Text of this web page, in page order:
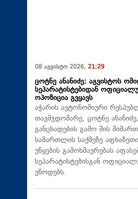
08 აგვისტო 2026, 21:29
ცოტნე ანანიძე: აგვისტოს
სეპარატისტებიდან
ოპოზიცია გვყავს
აჭარის ავტონომიური
თავმჯდომარე, ცოტნე
განცხადების გამო მის
სამართლის საქმეზე
უწყების გამოხმაურებას
სეპარატისტებისგან
უწოდებს.